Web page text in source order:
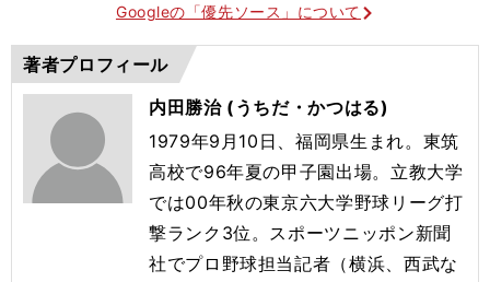
Googleの「優先ソース」について
著者プロフィール
内田勝治 (うちだ・かつはる)
1979年9月10日、福岡県生まれ。東筑
高校で96年夏の甲子園出場。立教大学
では00年秋の東京六大学野球リーグ打
撃ランク3位。スポーツニッポン新聞
社でプロ野球担当記者（横浜、西武な